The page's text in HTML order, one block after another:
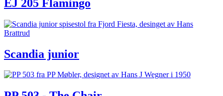
EJ 205 Flamingo
Scandia junior